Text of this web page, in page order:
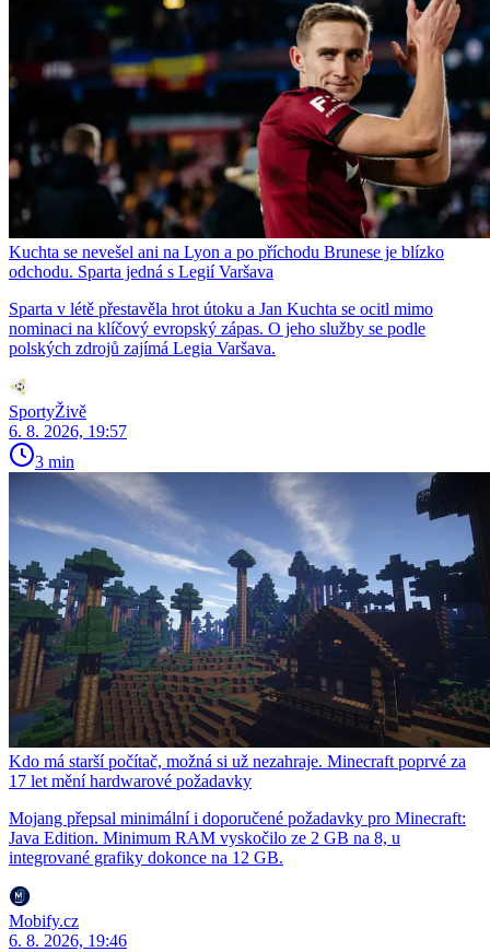
Kuchta se nevešel ani na Lyon a po příchodu Brunese je blízko
odchodu. Sparta jedná s Legií Varšava
Sparta v létě přestavěla hrot útoku a Jan Kuchta se ocitl mimo
nominaci na klíčový evropský zápas. O jeho služby se podle
polských zdrojů zajímá Legia Varšava.
SportyŽivě
6. 8. 2026, 19:57
3 min
Kdo má starší počítač, možná si už nezahraje. Minecraft poprvé za
17 let mění hardwarové požadavky
Mojang přepsal minimální i doporučené požadavky pro Minecraft:
Java Edition. Minimum RAM vyskočilo ze 2 GB na 8, u
integrované grafiky dokonce na 12 GB.
Mobify.cz
6. 8. 2026, 19:46